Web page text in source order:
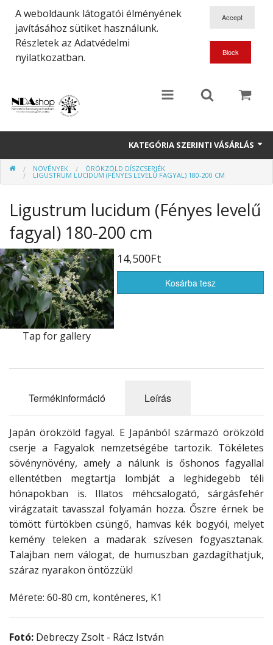
A weboldaunk látogatói élményének
javításához sütiket használunk.
Részletek az Adatvédelmi
nyilatkozatban.
KATEGÓRIA SZERINTI VÁSÁRLÁS
Növények
Ajándéktárgyak
Könyvek
Ritkaságok
Újdonságok
MAGAZIN
NÖVÉNYEK ÖRÖKZÖLD DÍSZCSERJÉK
LIGUSTRUM LUCIDUM (FÉNYES LEVELŰ FAGYAL) 180-200 CM
Ligustrum lucidum (Fényes levelű
fagyal) 180-200 cm
Tap for gallery
14,500Ft
Kosárba tesz
Termékinformáció Leírás
Japán örökzöld fagyal. E Japánból származó örökzöld
cserje a Fagyalok nemzetségébe tartozik. Tökéletes
sövénynövény, amely a nálunk is őshonos fagyallal
ellentétben megtartja lombját a leghidegebb téli
hónapokban is. Illatos méhcsalogató, sárgásfehér
virágzatait tavasszal folyamán hozza. Őszre érnek be
tömött fürtökben csüngő, hamvas kék bogyói, melyet
kemény teleken a madarak szívesen fogyasztanak.
Talajban nem válogat, de humuszban gazdagíthatjuk,
száraz nyarakon öntözzük!
Mérete: 60-80 cm, konténeres, K1
Fotó: Debreczy Zsolt - Rácz István